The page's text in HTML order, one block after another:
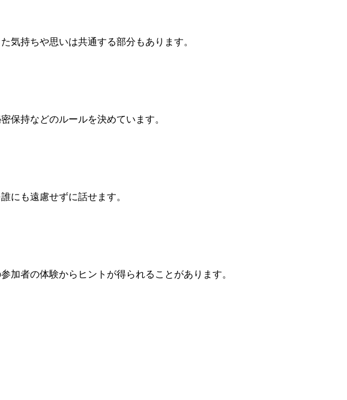
気持ちや思いは共通する部分もあります。
保持などのルールを決めています。
にも遠慮せずに話せます。
加者の体験からヒントが得られることがあります。